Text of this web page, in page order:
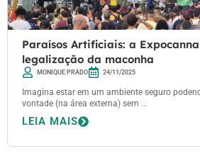
Paraísos Artificiais: a
legalização da maconha
MONIQUE PRADO 24/11/2025
Imagina estar em um ambiente seguro
vontade (na área externa) sem ...
LEIA MAIS